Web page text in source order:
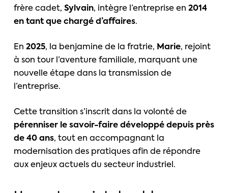
frère cadet, Sylvain, intègre l’entreprise en 2014
en tant que chargé d’affaires.
En 2025, la benjamine de la fratrie, Marie, rejoint
à son tour l’aventure familiale, marquant une
nouvelle étape dans la transmission de
l’entreprise.
Cette transition s’inscrit dans la volonté de
pérenniser le savoir-faire développé depuis près
de 40 ans, tout en accompagnant la
modernisation des pratiques afin de répondre
aux enjeux actuels du secteur industriel.